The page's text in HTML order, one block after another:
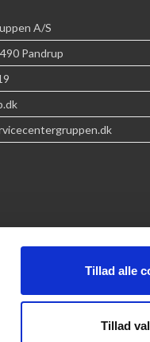
Tillad alle
Tillad
A/S
Pandrup